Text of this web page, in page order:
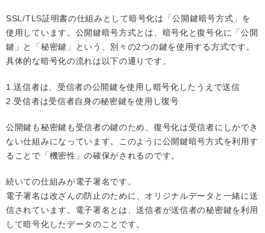
SSL/TLS証明書の仕組みとして暗号化は「公開鍵暗号方式」を
使用しています。公開鍵暗号方式とは、暗号化と復号化に「公開
鍵」と「秘密鍵」という、別々の2つの鍵を使用する方式です。
具体的な暗号化の流れは以下の通りです。
1.送信者は、受信者の公開鍵を使用し暗号化したうえで送信
2.受信者は受信者自身の秘密鍵を使用し復号
公開鍵も秘密鍵も受信者の鍵のため、復号化は受信者にしかでき
ない仕組みになっています。このように公開鍵暗号方式を利用す
ることで「機密性」の確保がされるのです。
続いての仕組みが電子署名です。
電子署名は改ざんの防止のために、オリジナルデータと一緒に送
信されています。電子署名とは、送信者が送信者の秘密鍵を利用
して暗号化したデータのことです。